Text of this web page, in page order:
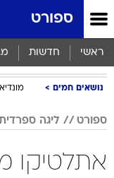
ספורט
ראשי חדשות
נושאים חמים מונדיאל
ספורט ליגה ספרדית 2005/
אתלטיקו